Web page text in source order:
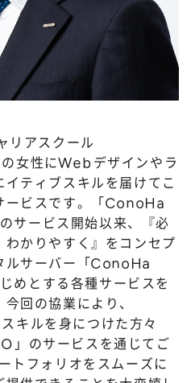
リアスクール
女性にWebデザインやラ
ティブスキルを届けてこ
ービスです。「ConoHa
サービス開始以来、『必
かりやすく』をコンセプ
ルサーバー「ConoHa
とする各種サービスを
回の協業により、
キルを身につけた方々
のサービスを通じてご
トフォリオをスムーズに